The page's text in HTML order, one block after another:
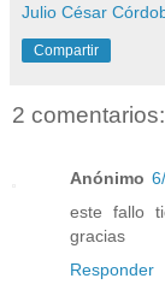
Julio César
Compartir
2 comentarios:
Anónimo
este fallo
gracias
Responder